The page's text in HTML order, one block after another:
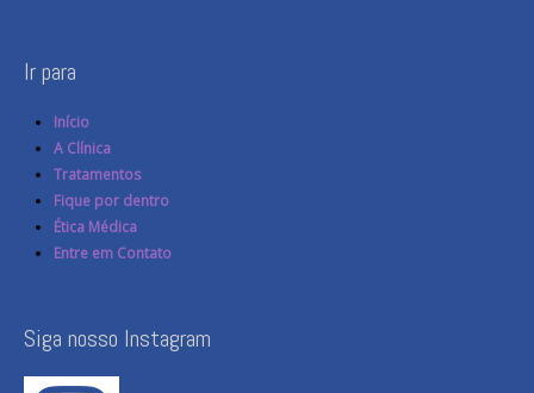
Ir para
Início
A Clínica
Tratamentos
Fique por dentro
Ética Médica
Entre em Contato
Siga nosso Instagram